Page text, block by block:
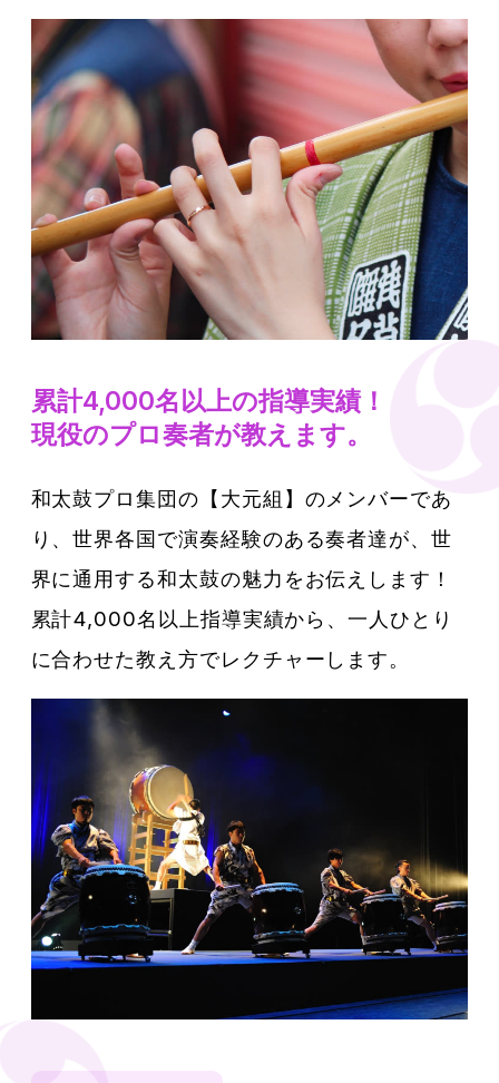
累計4,000名以上の指導実績！
現役のプロ奏者が教えます。
和太鼓プロ集団の【大元組】のメンバーであ
り、世界各国で演奏経験のある奏者達が、世
界に通用する和太鼓の魅力をお伝えします！
累計4,000名以上指導実績から、一人ひとり
に合わせた教え方でレクチャーします。